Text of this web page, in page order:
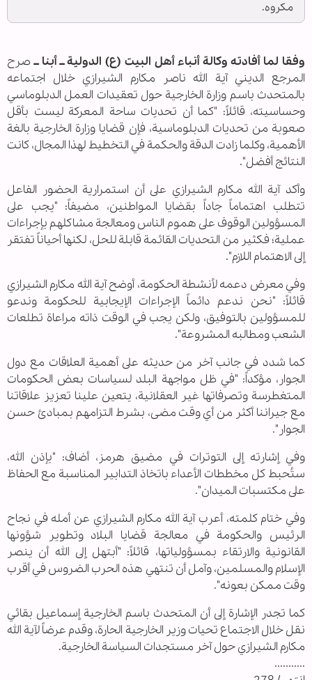
مكروه.
وفقا لما أفادته وكالة أنباء أهل البيت (ع) الدولية ــ أبنا ــصرح
المرجع الديني آية الله ناصر مكارم الشيرازي خلال اجتماعه
بالمتحدث باسم وزارة الخارجية حول تعقيدات العمل الدبلوماسي
وحساسيته، قائلاً: "كما أن تحديات ساحة المعركة ليست بأقل
صعوبة من تحديات الدبلوماسية، فإن قضايا وزارة الخارجية بالغة
الأهمية، وكلما زادت الدقة والحكمة في التخطيط لهذا المجال، كانت
النتائج أفضل".
وأكد آية الله مكارم الشيرازي على أن استمرارية الحضور الفاعل
تتطلب اهتماماً جاداً بقضايا المواطنين، مضيفاً: "يجب على
المسؤولين الوقوف على هموم الناس ومعالجة مشاكلهم بإجراءات
عملية؛ فكثير من التحديات القائمة قابلة للحل، لكنها أحياناً تفتقر
إلى الاهتمام اللازم".
وفي معرض دعمه لأنشطة الحكومة، أوضح آية الله مكارم الشيرازي
قائلاً: "نحن ندعم دائماً الإجراءات الإيجابية للحكومة وندعو
للمسؤولين بالتوفيق، ولكن يجب في الوقت ذاته مراعاة تطلعات
الشعب ومطالبه المشروعة".
كما شدد في جانب آخر من حديثه على أهمية العلاقات مع دول
الجوار، مؤكداً: "في ظل مواجهة البلد لسياسات بعض الحكومات
المتغطرسة وتصرفاتها غير العقلانية، يتعين علينا تعزيز علاقاتنا
مع جيراننا أكثر من أي وقت مضى، بشرط التزامهم بمبادئ حسن
الجوار".
وفي إشارته إلى التوترات في مضيق هرمز، أضاف: "بإذن الله،
ستُحبط كل مخططات الأعداء باتخاذ التدابير المناسبة مع الحفاظ
على مكتسبات الميدان".
وفي ختام كلمته، أعرب آية الله مكارم الشيرازي عن أمله في نجاح
الرئيس والحكومة في معالجة قضايا البلاد وتطوير شؤونها
القانونية والارتقاء بمسؤولياتها، قائلاً: "أبتهل إلى الله أن ينصر
الإسلام والمسلمين، وآمل أن تنتهي هذه الحرب الضروس في أقرب
وقت ممكن بعونه".
كما تجدر الإشارة إلى أن المتحدث باسم الخارجية إسماعيل بقائي
نقل خلال الاجتماع تحيات وزير الخارجية الحارة، وقدم عرضاً لآية الله
مكارم الشيرازي حول آخر مستجدات السياسة الخارجية.
...........